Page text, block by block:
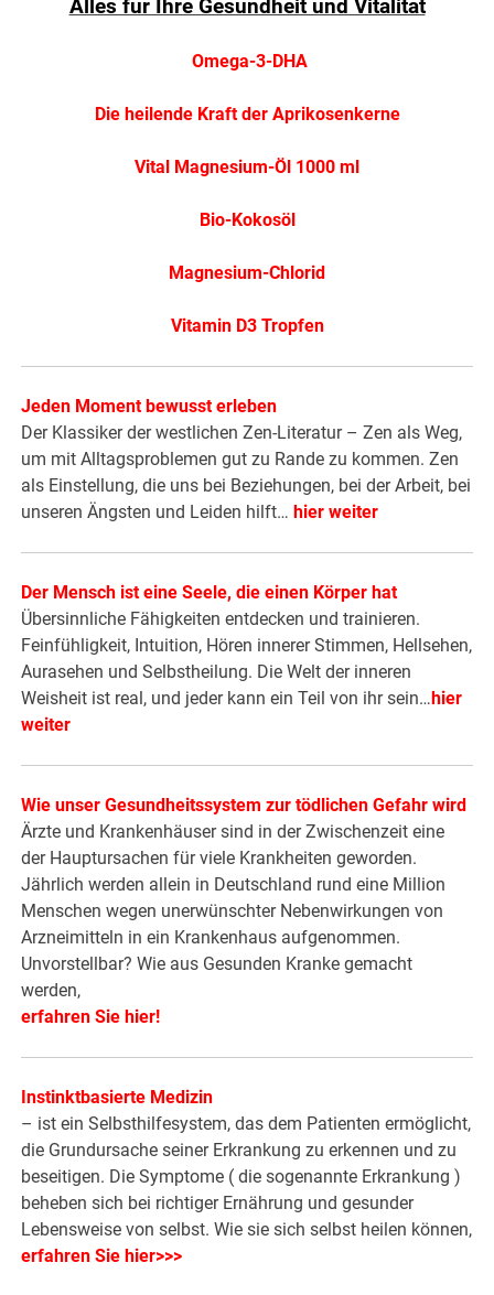
Alles für Ihre Gesundheit und Vitalität
Omega-3-DHA
Die heilende Kraft der Aprikosenkerne
Vital Magnesium-Öl 1000 ml
Bio-Kokosöl
Magnesium-Chlorid
Vitamin D3 Tropfen
Jeden Moment bewusst erleben
Der Klassiker der westlichen Zen-Literatur – Zen als Weg,
um mit Alltagsproblemen gut zu Rande zu kommen. Zen
als Einstellung, die uns bei Beziehungen, bei der Arbeit, bei
unseren Ängsten und Leiden hilft… hier weiter
Der Mensch ist eine Seele, die einen Körper hat
Übersinnliche Fähigkeiten entdecken und trainieren.
Feinfühligkeit, Intuition, Hören innerer Stimmen, Hellsehen,
Aurasehen und Selbstheilung. Die Welt der inneren
Weisheit ist real, und jeder kann ein Teil von ihr sein… hier
weiter
Wie unser Gesundheitssystem zur tödlichen Gefahr wird
Ärzte und Krankenhäuser sind in der Zwischenzeit eine
der Hauptursachen für viele Krankheiten geworden.
Jährlich werden allein in Deutschland rund eine Million
Menschen wegen unerwünschter Nebenwirkungen von
Arzneimitteln in ein Krankenhaus aufgenommen.
Unvorstellbar? Wie aus Gesunden Kranke gemacht
werden,
erfahren Sie hier!
Instinktbasierte Medizin
– ist ein Selbsthilfesystem, das dem Patienten ermöglicht,
die Grundursache seiner Erkrankung zu erkennen und zu
beseitigen. Die Symptome ( die sogenannte Erkrankung )
beheben sich bei richtiger Ernährung und gesunder
Lebensweise von selbst. Wie sie sich selbst heilen können,
erfahren Sie hier>>>